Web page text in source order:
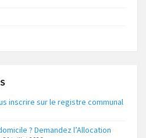
inscrire sur le registre communal
? Demandez l’Allocation